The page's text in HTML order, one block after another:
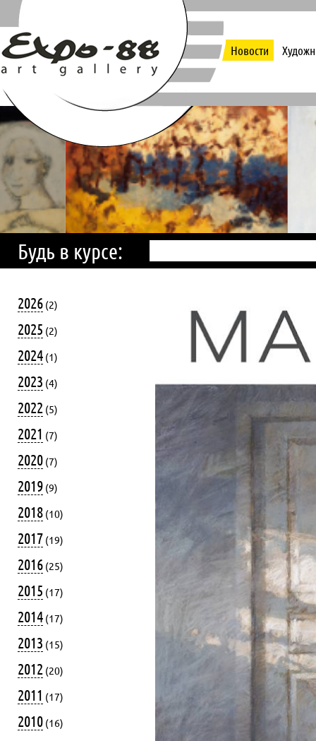
Новости
Будь в курсе:
2026 (2)
2025 (2)
2024 (1)
2023 (4)
2022 (5)
2021 (7)
2020 (7)
2019 (9)
2018 (10)
2017 (19)
2016 (25)
2015 (17)
2014 (17)
2013 (15)
2012 (20)
2011 (17)
2010 (16)